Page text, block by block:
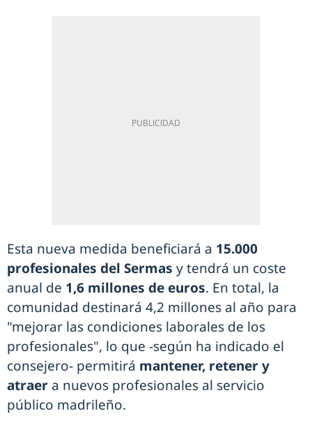
Esta nueva medida beneficiará a 15.000
profesionales del Sermas y tendrá un coste
anual de 1,6 millones de euros. En total, la
comunidad destinará 4,2 millones al año para
"mejorar las condiciones laborales de los
profesionales", lo que -según ha indicado el
consejero- permitirá mantener, retener y
atraer a nuevos profesionales al servicio
público madrileño.